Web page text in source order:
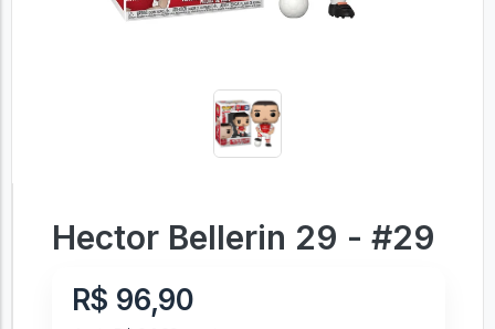
Hector Bellerin 29 - #29
R$ 96,90